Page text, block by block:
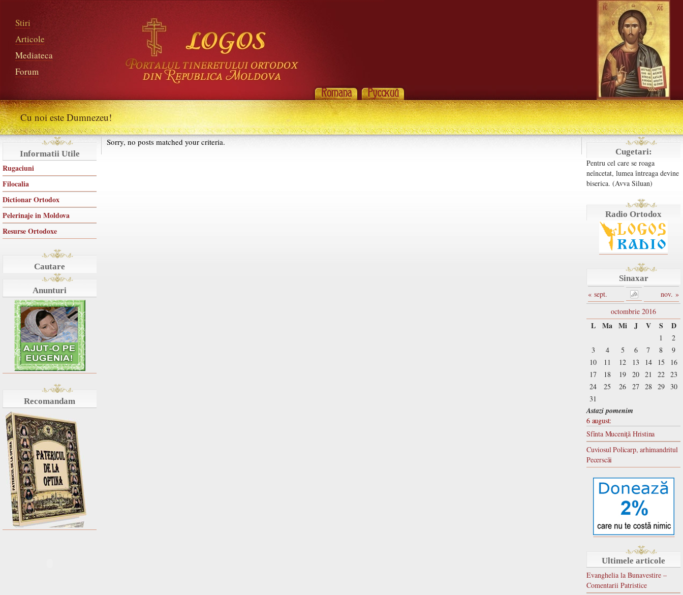
Stiri
Articole
Mediateca
Forum
Cu noi este Dumnezeu!
Informatii Utile
Rugaciuni
Filocalia
Dictionar Ortodox
Pelerinaje in Moldova
Resurse Ortodoxe
Cautare
Anunturi
Recomandam
Cugetari:
Pentru cel care se roaga
neîncetat, lumea întreaga devine
biserica. (Avva Siluan)
Radio Ortodox
Sinaxar
« sept.
nov. »
octombrie 2016
L Ma Mi J V S D
1
2
3
4 5 6 7 8
9
10
11 12 13 14 15
16
17
18 19 20 21 22
23
24
25 26 27 28 29
30
31
Astazi pomenim
6 august:
Sfînta Muceniţă Hristina
Cuviosul Policarp, arhimandritul
Pecerscăi
Ultimele articole
Evanghelia la Bunavestire –
Comentarii Patristice
Sorry, no posts matched your criteria.